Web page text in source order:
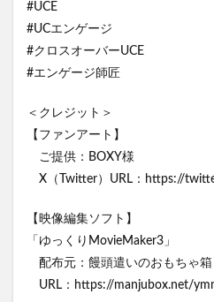
#UCE
#UCエンゲージ
#クロスオーバーUCE
#エンゲージ師匠
＜クレジット＞
【ファンアート】
ご提供：BOXY様
X（Twitter）URL：https://
【映像編集ソフト】
「ゆっくりMovieMaker3」
配布元：饅頭遣いのおもちゃ箱
URL：https://manjubox.net/